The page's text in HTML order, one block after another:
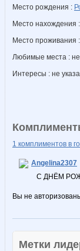
Место рождения :
Место нахождения :
Место проживания
Любимые места : не
Интересы : не
1 комплиментов в
Angelina2307
С ДНЁМ
Вы не
Метки